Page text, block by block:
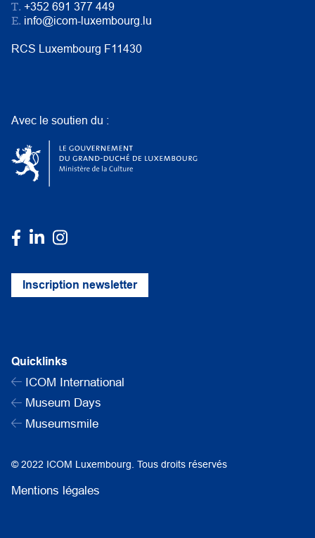
T. +352 691 377 449
E. info@icom-luxembourg.lu
RCS Luxembourg F11430
Avec le soutien du :
Inscription newsletter
Quicklinks
ICOM International
Museum Days
Museumsmile
© 2022 ICOM Luxembourg. Tous droits réservés
Mentions légales